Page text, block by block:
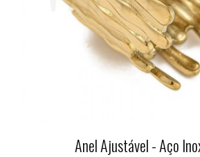
Anel Ajustável - Aço